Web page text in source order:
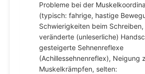
Probleme bei der
(typisch: fahrige, hastige
Schwierigkeiten beim Schreiben,
veränderte (unleserliche)
gesteigerte Sehnenreflexe
(Achillessehnenreflex), Neigung
Muskelkrämpfen, selten: